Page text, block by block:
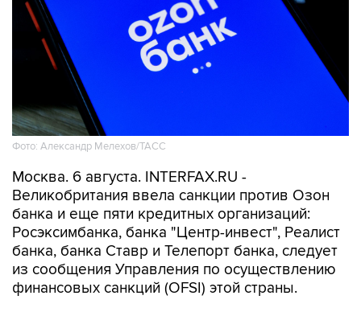
Фото: Александр Мелехов/ТАСС
Москва. 6 августа. INTERFAX.RU -
Великобритания ввела санкции против Озон
банка и еще пяти кредитных организаций:
Росэксимбанка, банка "Центр-инвест", Реалист
банка, банка Ставр и Телепорт банка, следует
из сообщения Управления по осуществлению
финансовых санкций (OFSI) этой страны.